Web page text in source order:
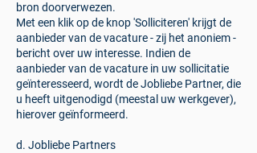
bron doorverwezen.
Met een klik op de knop 'Solliciteren' krijgt de
aanbieder van de vacature - zij het anoniem -
bericht over uw interesse. Indien de
aanbieder van de vacature in uw sollicitatie
geïnteresseerd, wordt de Jobliebe Partner, die
u heeft uitgenodigd (meestal uw werkgever),
hierover geïnformeerd.
d. Jobliebe Partners